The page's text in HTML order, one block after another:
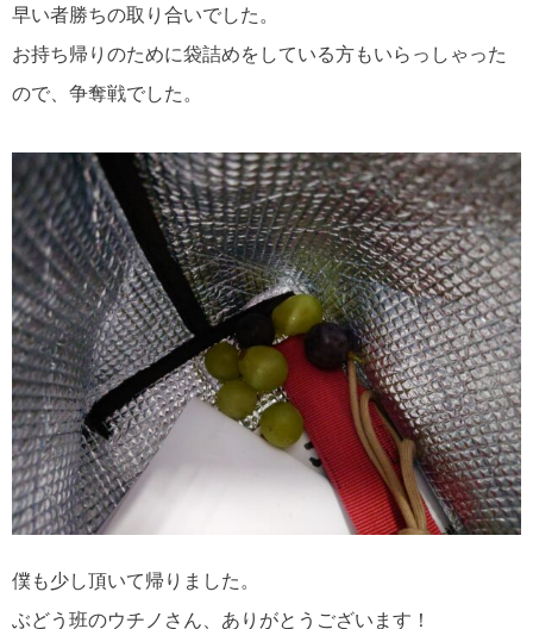
早い者勝ちの取り合いでした。
お持ち帰りのために袋詰めをしている方もいらっしゃった
ので、争奪戦でした。
僕も少し頂いて帰りました。
ぶどう班のウチノさん、ありがとうございます！